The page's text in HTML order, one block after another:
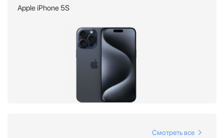
Apple iPhone 5S
Смотреть все